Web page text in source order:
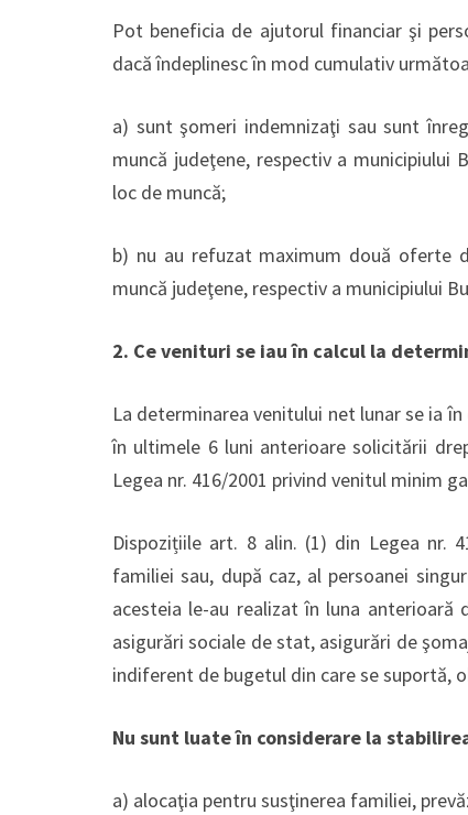
Pot beneficia de ajutorul financiar şi
dacă îndeplinesc în mod cumulativ
a) sunt şomeri indemnizaţi sau sunt
muncă judeţene, respectiv a municipiului
loc de muncă;
b) nu au refuzat maximum două oferte
muncă judeţene, respectiv a municipiului
2. Ce venituri se iau în calcul la
La determinarea venitului net lunar se ia
în ultimele 6 luni anterioare solicitării
Legea nr. 416/2001 privind venitul minim
Dispozițiile art. 8 alin. (1) din Legea nr.
familiei sau, după caz, al persoanei
acesteia le-au realizat în luna anterioară
asigurări sociale de stat, asigurări de
indiferent de bugetul din care se suportă,
Nu sunt luate în considerare la
a) alocaţia pentru susţinerea familiei,